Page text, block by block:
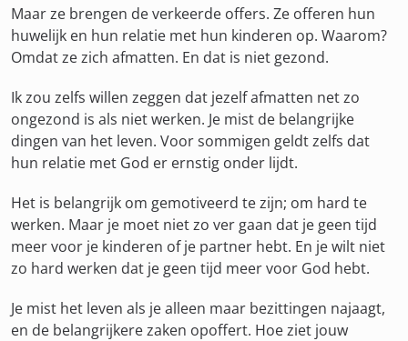
Maar ze brengen de verkeerde offers. Ze offeren hun
huwelijk en hun relatie met hun kinderen op. Waarom?
Omdat ze zich afmatten. En dat is niet gezond.
Ik zou zelfs willen zeggen dat jezelf afmatten net zo
ongezond is als niet werken. Je mist de belangrijke
dingen van het leven. Voor sommigen geldt zelfs dat
hun relatie met God er ernstig onder lijdt.
Het is belangrijk om gemotiveerd te zijn; om hard te
werken. Maar je moet niet zo ver gaan dat je geen tijd
meer voor je kinderen of je partner hebt. En je wilt niet
zo hard werken dat je geen tijd meer voor God hebt.
Je mist het leven als je alleen maar bezittingen najaagt,
en de belangrijkere zaken opoffert. Hoe ziet jouw